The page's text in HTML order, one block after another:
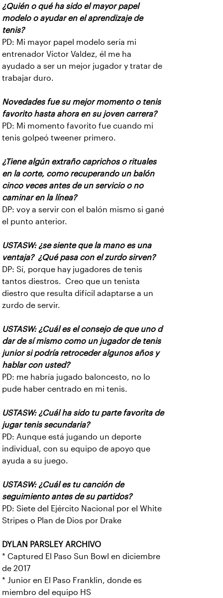
¿Quién o qué ha sido el mayor papel
modelo o ayudar en el aprendizaje de
tenis?
PD: Mi mayor papel modelo sería mi
entrenador Víctor Valdez, él me ha
ayudado a ser un mejor jugador y tratar de
trabajar duro.
Novedades fue su mejor momento o tenis
favorito hasta ahora en su joven carrera?
PD: Mi momento favorito fue cuando mi
tenis golpeó tweener primero.
¿Tiene algún extraño caprichos o rituales
en la corte, como recuperando un balón
cinco veces antes de un servicio o no
caminar en la línea?
DP: voy a servir con el balón mismo si gané
el punto anterior.
USTASW: ¿se siente que la mano es una
ventaja? ¿Qué pasa con el zurdo sirven?
DP: Sí, porque hay jugadores de tenis
tantos diestros. Creo que un tenista
diestro que resulta difícil adaptarse a un
zurdo de servir.
USTASW: ¿Cuál es el consejo de que uno d
dar de sí mismo como un jugador de tenis
junior si podría retroceder algunos años y
hablar con usted?
PD: me habría jugado baloncesto, no lo
pude haber centrado en mi tenis.
USTASW: ¿Cuál ha sido tu parte favorita de
jugar tenis secundaria?
PD: Aunque está jugando un deporte
individual, con su equipo de apoyo que
ayuda a su juego.
USTASW: ¿Cuál es tu canción de
seguimiento antes de su partidos?
PD: Siete del Ejército Nacional por el White
Stripes o Plan de Dios por Drake
DYLAN PARSLEY ARCHIVO
* Captured El Paso Sun Bowl en diciembre
de 2017
* Junior en El Paso Franklin, donde es
miembro del equipo HS